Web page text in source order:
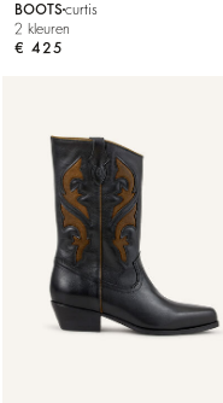
BOOTScurtis
2 kleuren
€ 425